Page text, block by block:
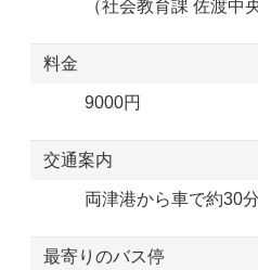
（社会教育課 佐渡中
料金
9000円
交通案内
両津港から車で約30分
最寄りのバス停